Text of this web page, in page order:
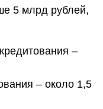
5 млрд рублей,
–
– около 1,5